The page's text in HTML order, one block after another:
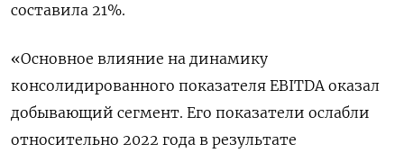
составила 21%.
«Основное влияние на динамику
консолидированного показателя EBITDA оказал
добывающий сегмент. Его показатели ослабли
относительно 2022 года в результате